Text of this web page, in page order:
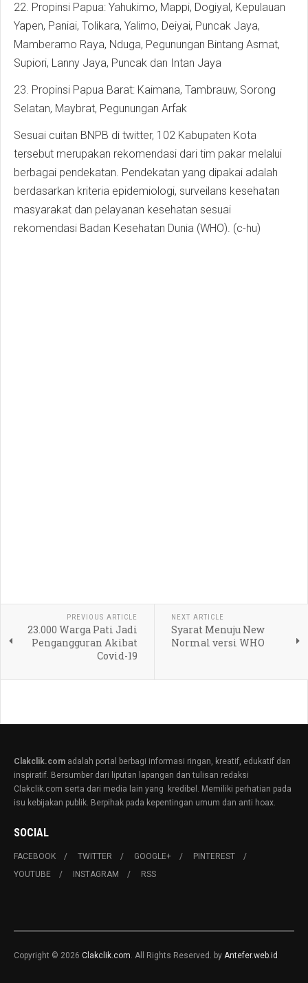
22. Propinsi Papua: Yahukimo, Mappi, Dogiyal, Kepulauan
Yapen, Paniai, Tolikara, Yalimo, Deiyai, Puncak Jaya,
Mamberamo Raya, Nduga, Pegunungan Bintang Asmat,
Supiori, Lanny Jaya, Puncak dan Intan Jaya
23. Propinsi Papua Barat: Kaimana, Tambrauw, Sorong
Selatan, Maybrat, Pegunungan Arfak
Sesuai cuitan BNPB di twitter, 102 Kabupaten Kota
tersebut merupakan rekomendasi dari tim pakar melalui
berbagai pendekatan. Pendekatan yang dipakai adalah
berdasarkan kriteria epidemiologi, surveilans kesehatan
masyarakat dan pelayanan kesehatan sesuai
rekomendasi Badan Kesehatan Dunia (WHO). (c-hu)
PREVIOUS ARTICLE
23.000 Warga Pati Jadi
Pengangguran Akibat
Covid-19
NEXT ARTICLE
Syarat Menuju New
Normal versi WHO
Clakclik.com adalah portal berbagi informasi ringan, kreatif, edukatif dan
inspiratif. Bersumber dari liputan lapangan dan tulisan redaksi
Clakclik.com serta dari media lain yang kredibel. Memiliki perhatian pada
isu kebijakan publik. Berpihak pada kepentingan umum dan anti hoax.
SOCIAL
FACEBOOK TWITTER GOOGLE+
PINTEREST
YOUTUBE
INSTAGRAM RSS
Copyright © 2026 Clakclik.com. All Rights Reserved. by Antefer.web.id